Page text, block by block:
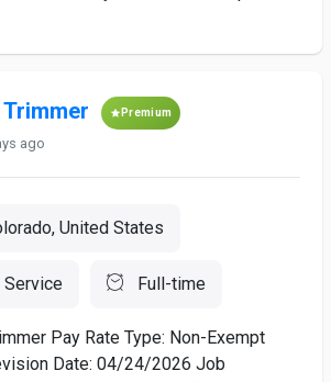
Premium
ago
United States
Service Full-time
Pay Rate Type: Non-Exempt
Date: 04/24/2026 Job